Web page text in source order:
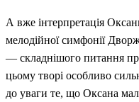
А вже інтерпретація
мелодійної симфонії
— складнішого питання
цьому творі особливо
до уваги те, що Оксана